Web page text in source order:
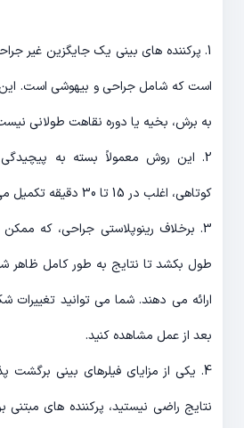
1. پرکننده های بینی یک جایگزین غیر
است که شامل جراحی و بیهوشی است.
به برش، بخیه یا دوره نقاهت طولانی
2. این روش معمولاً بسته به
کوتاهی، اغلب در 15 تا 30 دقیقه تکمیل می شود.
3. برخلاف رینوپلاستی جراحی، که
طول بکشد تا نتایج به طور کامل ظاهر
ارائه می دهند. شما می توانید تغییرات
بعد از عمل مشاهده کنید.
4. یکی از مزایای فیلرهای بینی برگشت
نتایج راضی نیستید، پرکننده های مبتنی